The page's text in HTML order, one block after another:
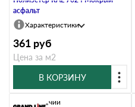
асфальт
Характеристики
361 руб
Цена за м2
В КОРЗИНУ
В наличии